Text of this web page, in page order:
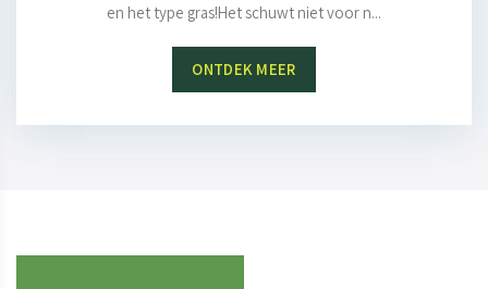
en het type gras!Het schuwt niet voor n...
ONTDEK MEER